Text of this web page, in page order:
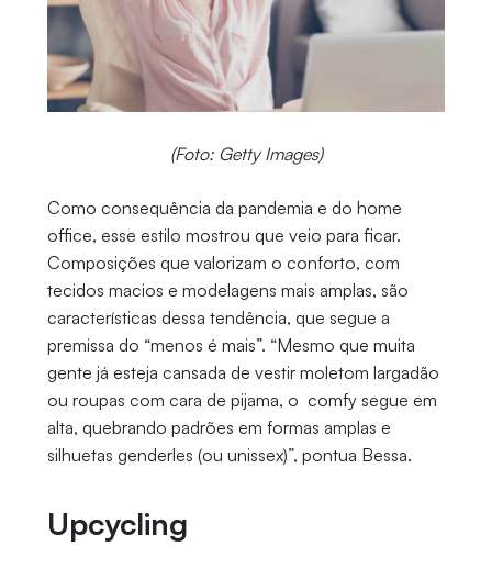
(Foto: Getty Images)
Como consequência da pandemia e do home
office, esse estilo mostrou que veio para ficar.
Composições que valorizam o conforto, com
tecidos macios e modelagens mais amplas, são
características dessa tendência, que segue a
premissa do “menos é mais”. “Mesmo que muita
gente já esteja cansada de vestir moletom largadão
ou roupas com cara de pijama, o comfy segue em
alta, quebrando padrões em formas amplas e
silhuetas genderles (ou unissex)”, pontua Bessa.
Upcycling